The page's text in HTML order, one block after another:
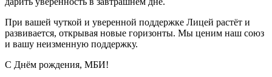
При вашей чуткой и уверенной поддержке Лицей растёт и
развивается, открывая новые горизонты. Мы ценим наш союз
и вашу неизменную поддержку.
С Днём рождения, МБИ!